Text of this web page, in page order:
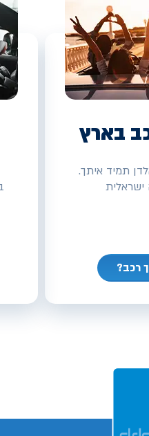
בארץ
תמיד איתך.
ישראלית
רכב?